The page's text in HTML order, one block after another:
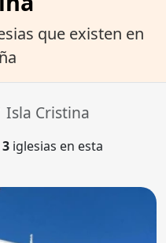
que existen en
Isla Cristina
3 iglesias en esta